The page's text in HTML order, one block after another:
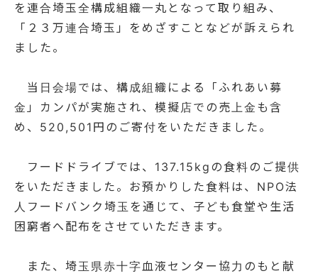
を連合埼玉全構成組織一丸となって取り組み、
「２３万連合埼玉」をめざすことなどが訴えられ
ました。
当日会場では、構成組織による「ふれあい募
金」カンパが実施され、模擬店での売上金も含
め、520,501円のご寄付をいただきました。
フードドライブでは、137.15kgの食料のご提供
をいただきました。お預かりした食料は、NPO法
人フードバンク埼玉を通じて、子ども食堂や生活
困窮者へ配布をさせていただきます。
また、埼玉県赤十字血液センター協力のもと献